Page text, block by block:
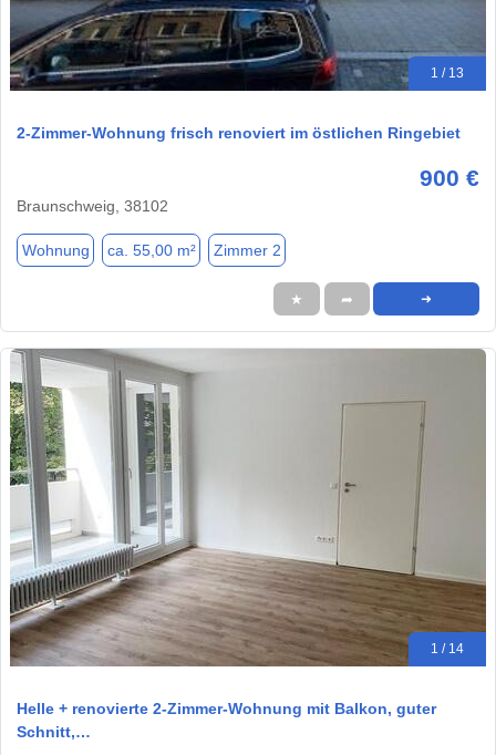
1 / 13
2-Zimmer-Wohnung frisch renoviert im östlichen Ringebiet
900 €
Braunschweig, 38102
Wohnung ca. 55,00 m² Zimmer 2
★ ➦ ➜
1 / 14
Helle + renovierte 2-Zimmer-Wohnung mit Balkon, guter
Schnitt,…